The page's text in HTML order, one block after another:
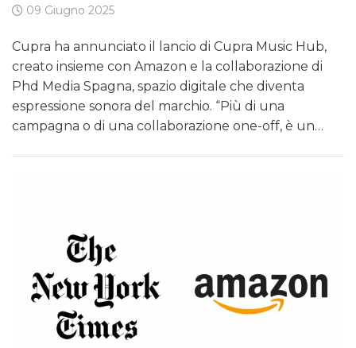
09 Giugno 2025
Cupra ha annunciato il lancio di Cupra Music Hub,
creato insieme con Amazon e la collaborazione di
Phd Media Spagna, spazio digitale che diventa
espressione sonora del marchio. “Più di una
campagna o di una collaborazione one-off, è un…